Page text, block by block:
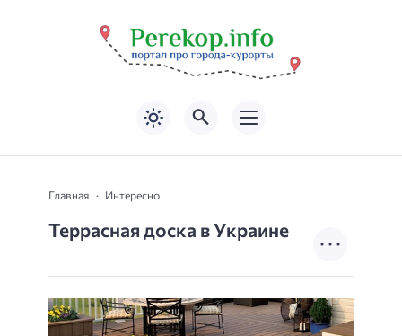
Главная Интересно
Террасная доска в Украине